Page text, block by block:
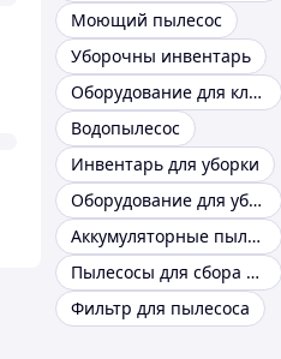
Моющий пылесос
Уборочны инвентарь
Оборудование для клининга
Водопылесос
Инвентарь для уборки
Оборудование для уборки помещений
Аккумуляторные пылесосы
Пылесосы для сбора жидкости
Фильтр для пылесоса